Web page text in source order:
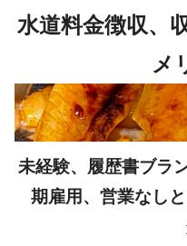
未経験、履歴書ブラ
期雇用、営業なし